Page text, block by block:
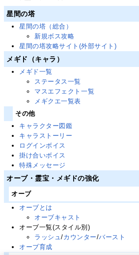
星間の塔
星間の塔（総合）
新規ボス攻略
星間の塔攻略サイト(外部サイト)
メギド（キャラ）
メギド一覧
ステータス一覧
マスエフェクト一覧
メギクエ一覧表
その他
キャラクター図鑑
キャラストーリー
ログインボイス
掛け合いボイス
特殊メッセージ
オーブ・霊宝・メギドの強化
オーブ
オーブとは
オーブキャスト
オーブ一覧(スタイル別)
ラッシュ/カウンター/バースト
オーブ育成